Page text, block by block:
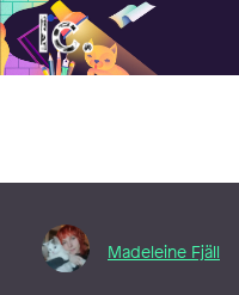
Illustratörcentrum
Madeleine Fjäll